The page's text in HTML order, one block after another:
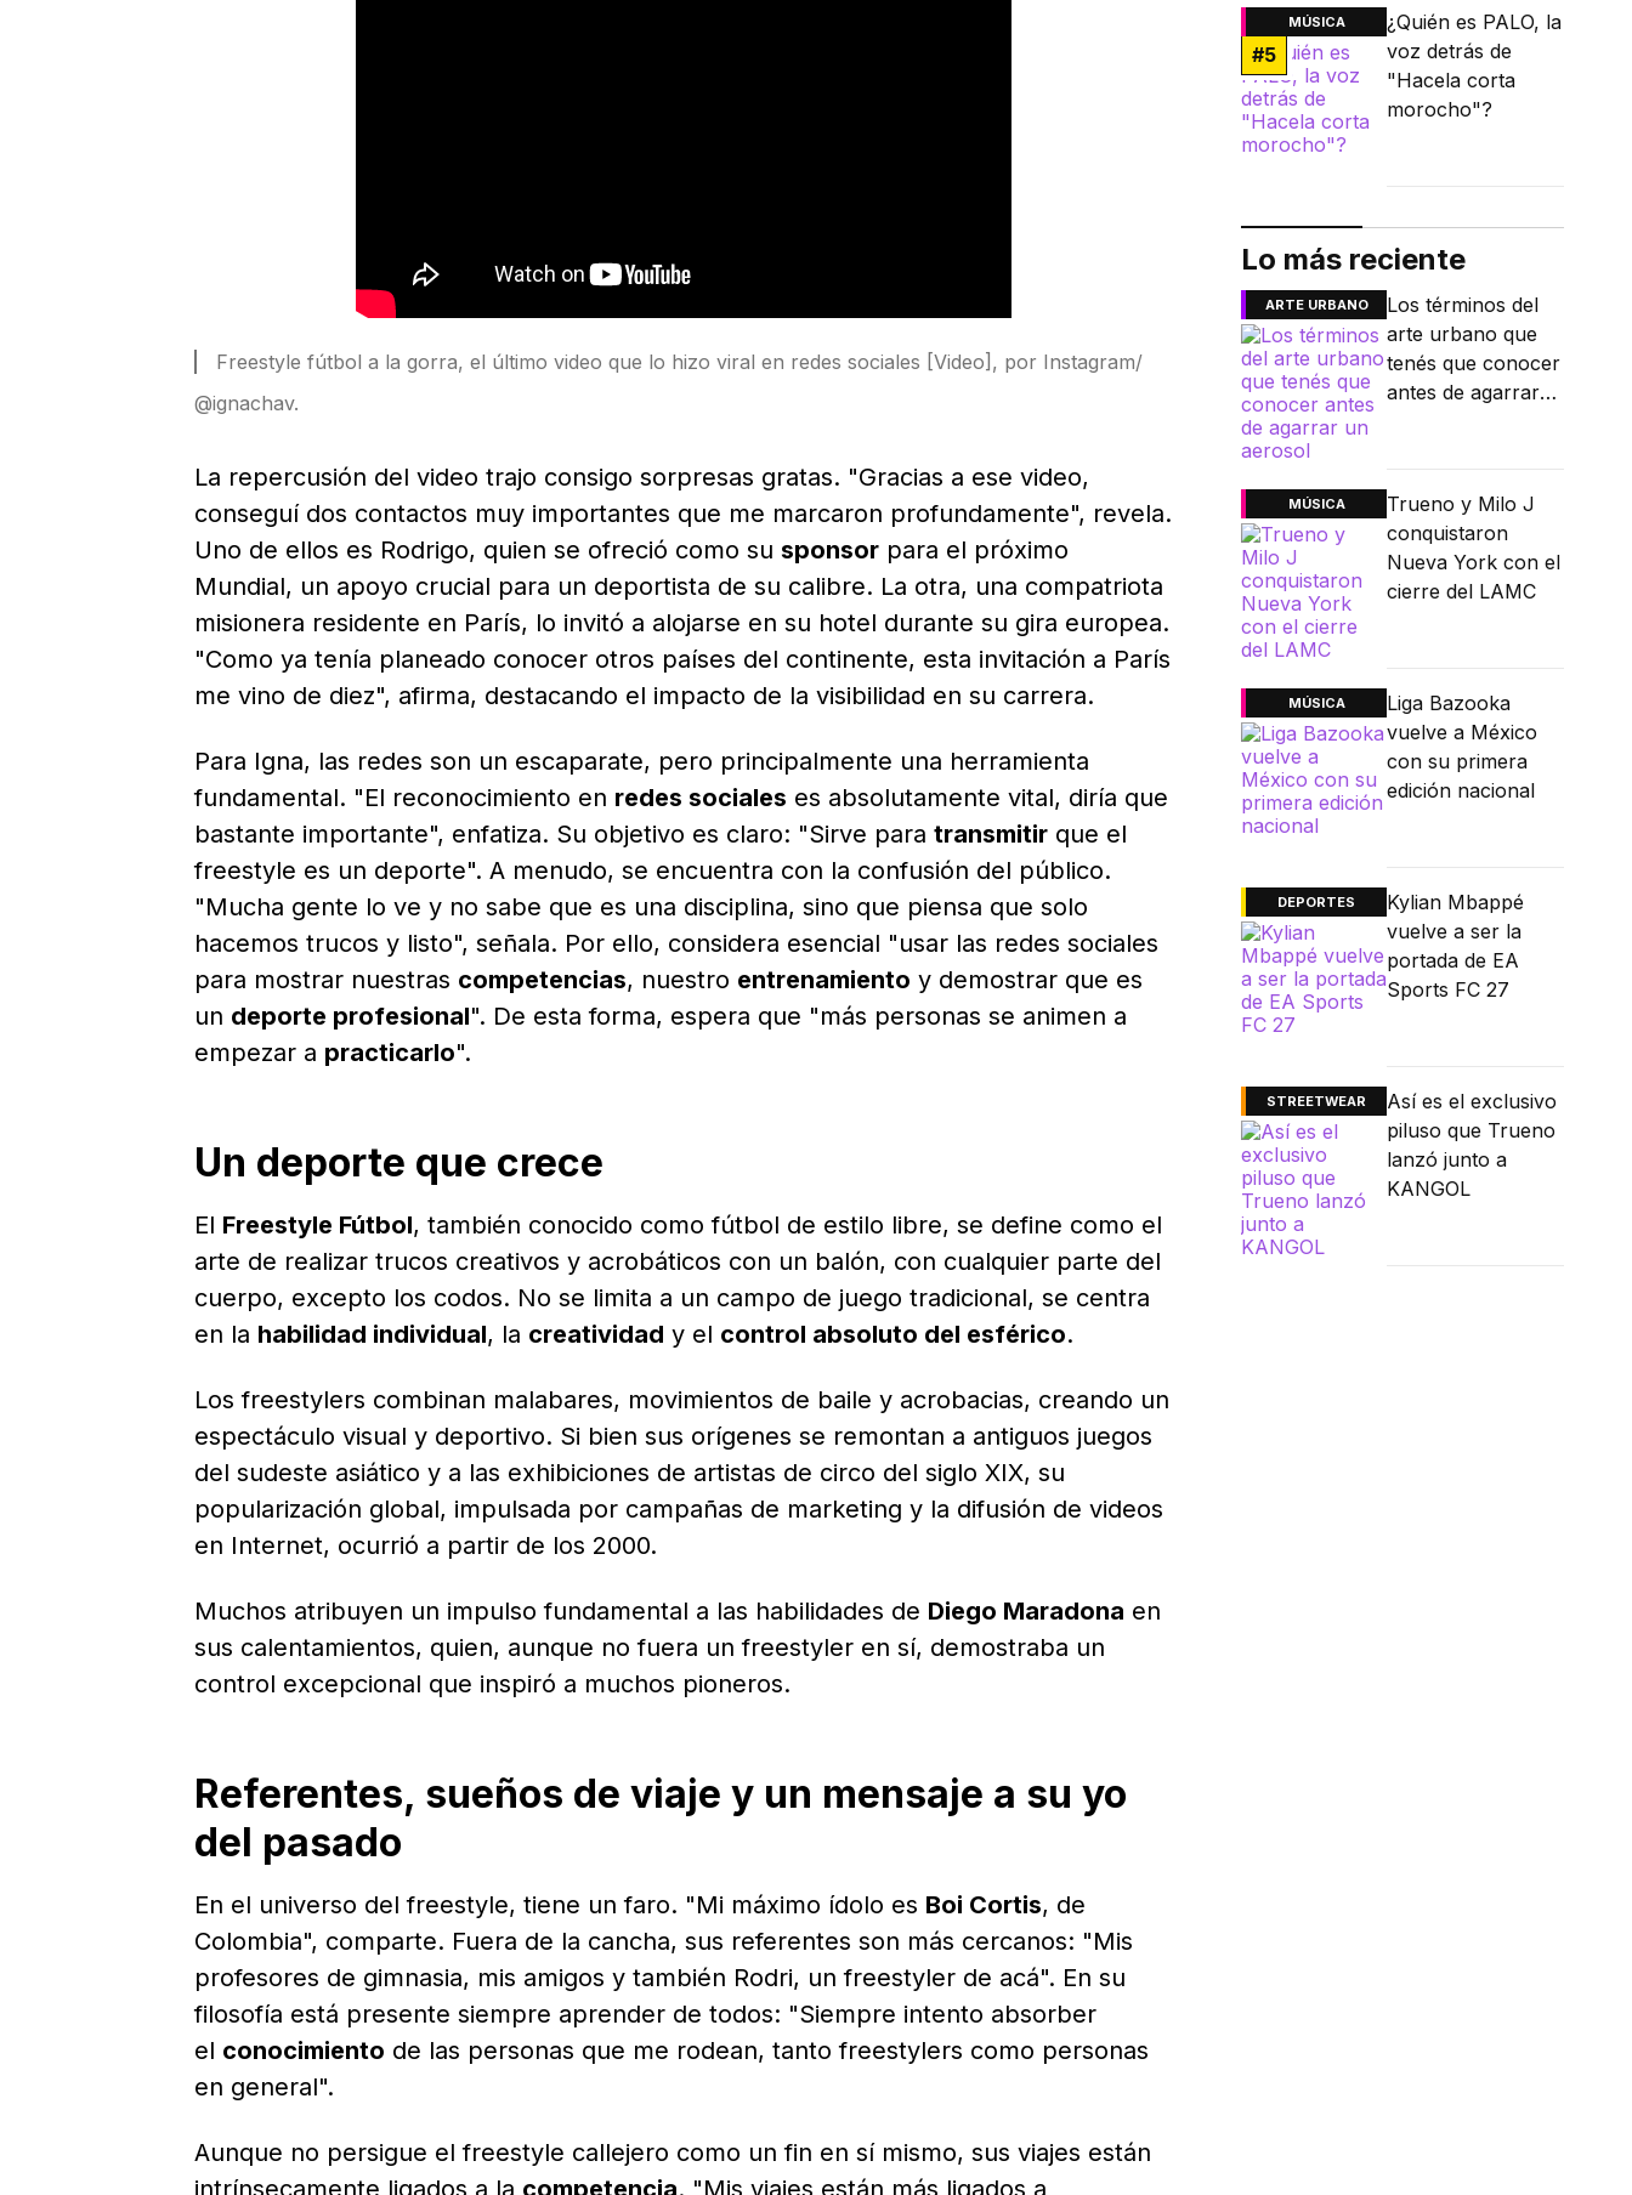
Freestyle fútbol a la gorra, el último video que lo hizo viral en redes sociales [Video], por Instagram/
@ignachav.
La repercusión del video trajo consigo sorpresas gratas. "Gracias a ese video,
conseguí dos contactos muy importantes que me marcaron profundamente", revela.
Uno de ellos es Rodrigo, quien se ofreció como su sponsor para el próximo
Mundial, un apoyo crucial para un deportista de su calibre. La otra, una compatriota
misionera residente en París, lo invitó a alojarse en su hotel durante su gira europea.
"Como ya tenía planeado conocer otros países del continente, esta invitación a París
me vino de diez", afirma, destacando el impacto de la visibilidad en su carrera.
Para Igna, las redes son un escaparate, pero principalmente una herramienta
fundamental. "El reconocimiento en redes sociales es absolutamente vital, diría que
bastante importante", enfatiza. Su objetivo es claro: "Sirve para transmitir que el
freestyle es un deporte". A menudo, se encuentra con la confusión del público.
"Mucha gente lo ve y no sabe que es una disciplina, sino que piensa que solo
hacemos trucos y listo", señala. Por ello, considera esencial "usar las redes sociales
para mostrar nuestras competencias, nuestro entrenamiento y demostrar que es
un deporte profesional". De esta forma, espera que "más personas se animen a
empezar a practicarlo".
Un deporte que crece
El Freestyle Fútbol, también conocido como fútbol de estilo libre, se define como el
arte de realizar trucos creativos y acrobáticos con un balón, con cualquier parte del
cuerpo, excepto los codos. No se limita a un campo de juego tradicional, se centra
en la habilidad individual, la creatividad y el control absoluto del esférico.
Los freestylers combinan malabares, movimientos de baile y acrobacias, creando un
espectáculo visual y deportivo. Si bien sus orígenes se remontan a antiguos juegos
del sudeste asiático y a las exhibiciones de artistas de circo del siglo XIX, su
popularización global, impulsada por campañas de marketing y la difusión de videos
en Internet, ocurrió a partir de los 2000.
Muchos atribuyen un impulso fundamental a las habilidades de Diego Maradona en
sus calentamientos, quien, aunque no fuera un freestyler en sí, demostraba un
control excepcional que inspiró a muchos pioneros.
Referentes, sueños de viaje y un mensaje a su yo
del pasado
En el universo del freestyle, tiene un faro. "Mi máximo ídolo es Boi Cortis, de
Colombia", comparte. Fuera de la cancha, sus referentes son más cercanos: "Mis
profesores de gimnasia, mis amigos y también Rodri, un freestyler de acá". En su
filosofía está presente siempre aprender de todos: "Siempre intento absorber
el conocimiento de las personas que me rodean, tanto freestylers como personas
en general".
Aunque no persigue el freestyle callejero como un fin en sí mismo, sus viajes están
intrínsecamente ligados a la competencia. "Mis viajes están más ligados a
MÚSICA
#5
¿Quién es PALO, la
voz detrás de
"Hacela corta
morocho"?
Lo más reciente
ARTE URBANO
Los términos del
arte urbano que
tenés que conocer
antes de agarrar
MÚSICA
Trueno y Milo J
conquistaron
Nueva York con el
cierre del LAMC
MÚSICA
Liga Bazooka
vuelve a México
con su primera
edición nacional
DEPORTES
Kylian Mbappé
vuelve a ser la
portada de EA
Sports FC 27
STREETWEAR
Así es el exclusivo
piluso que Trueno
lanzó junto a
KANGOL